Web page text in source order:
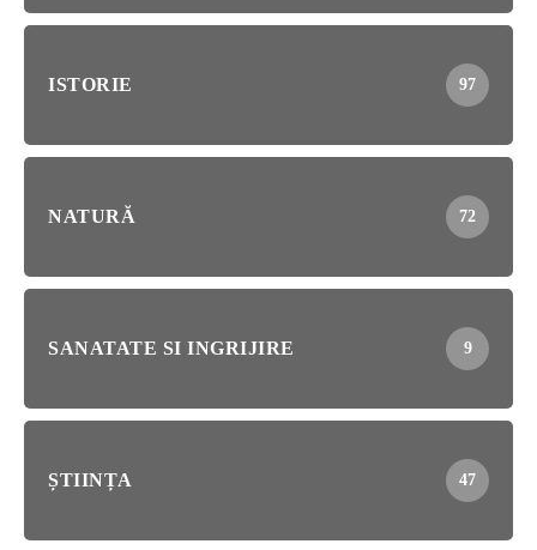
ISTORIE 97
NATURĂ 72
SANATATE SI INGRIJIRE 9
ȘTIINȚA 47